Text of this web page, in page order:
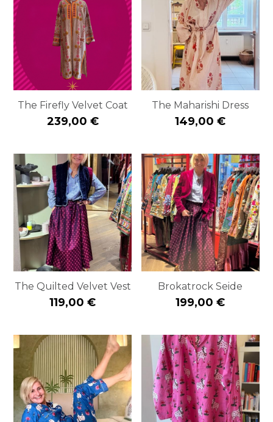
The Firefly Velvet Coat
239,00 €
The Maharishi Dress
149,00 €
The Quilted Velvet Vest
119,00 €
Brokatrock Seide
199,00 €